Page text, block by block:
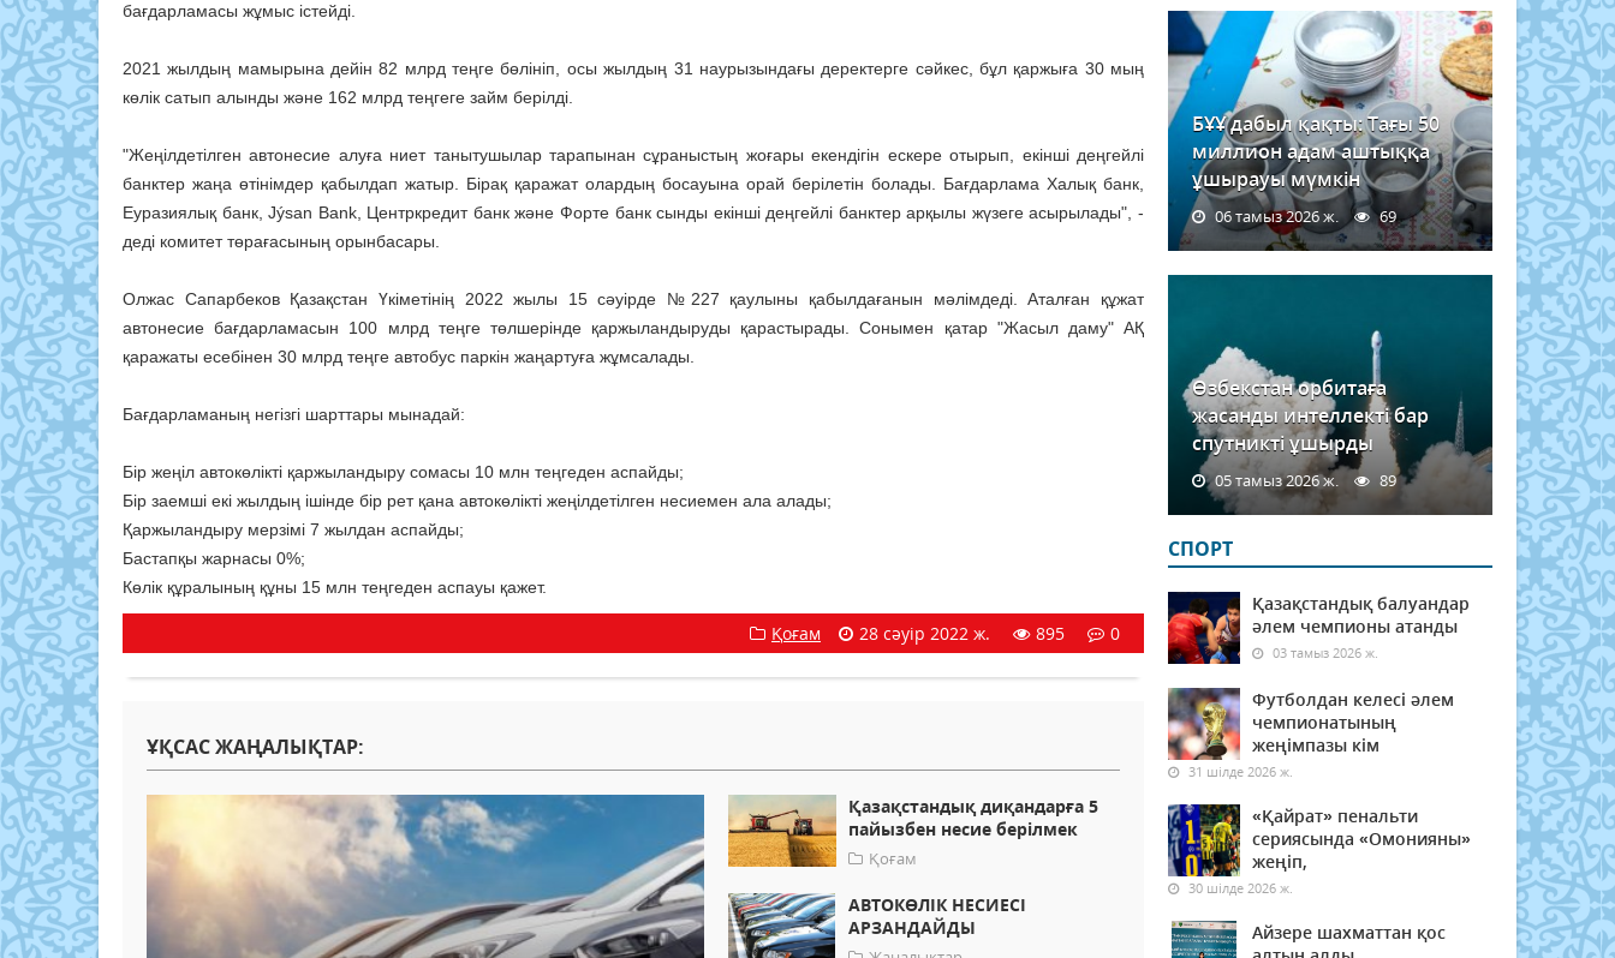
бағдарламасы жұмыс істейді.
2021 жылдың мамырына дейін 82 млрд теңге бөлініп, осы жылдың 31 наурызындағы деректерге сәйкес, бұл қаржыға 30 мың
көлік сатып алынды және 162 млрд теңгеге займ берілді.
"Жеңілдетілген автонесие алуға ниет танытушылар тарапынан сұраныстың жоғары екендігін ескере отырып, екінші деңгейлі
банктер жаңа өтінімдер қабылдап жатыр. Бірақ қаражат олардың босауына орай берілетін болады. Бағдарлама Халық банк,
Еуразиялық банк, Jýsan Bank, Центркредит банк және Форте банк сынды екінші деңгейлі банктер арқылы жүзеге асырылады", -
деді комитет төрағасының орынбасары.
Олжас Сапарбеков Қазақстан Үкіметінің 2022 жылы 15 сәуірде №227 қаулыны қабылдағанын мәлімдеді. Аталған құжат
автонесие бағдарламасын 100 млрд теңге төлшерінде қаржыландыруды қарастырады. Сонымен қатар "Жасыл даму" АҚ
қаражаты есебінен 30 млрд теңге автобус паркін жаңартуға жұмсалады.
Бағдарламаның негізгі шарттары мынадай:
Бір жеңіл автокөлікті қаржыландыру сомасы 10 млн теңгеден аспайды;
Бір заемші екі жылдың ішінде бір рет қана автокөлікті жеңілдетілген несиемен ала алады;
Қаржыландыру мерзімі 7 жылдан аспайды;
Бастапқы жарнасы 0%;
Көлік құралының құны 15 млн теңгеден аспауы қажет.
Қоғам 28 сәуір 2022 ж. 895 0
ҰҚСАС ЖАҢАЛЫҚТАР:
Қазақстандық диқандарға 5
пайызбен несие берілмек
Қоғам
АВТОКӨЛІК НЕСИЕСІ
АРЗАНДАЙДЫ
БҰҰ дабыл қақты: Тағы 50
миллион адам аштыққа
ұшырауы мүмкін
06 тамыз 2026 ж. 69
Өзбекстан орбитаға
жасанды интеллекті бар
спутникті ұшырды
05 тамыз 2026 ж. 89
СПОРТ
Қазақстандық балуандар
әлем чемпионы атанды
03 тамыз 2026 ж.
Футболдан келесі әлем
чемпионатының
жеңімпазы кім
31 шілде 2026 ж.
«Қайрат» пенальти
сериясында «Омонияны»
жеңіп,
30 шілде 2026 ж.
Айзере шахматтан қос